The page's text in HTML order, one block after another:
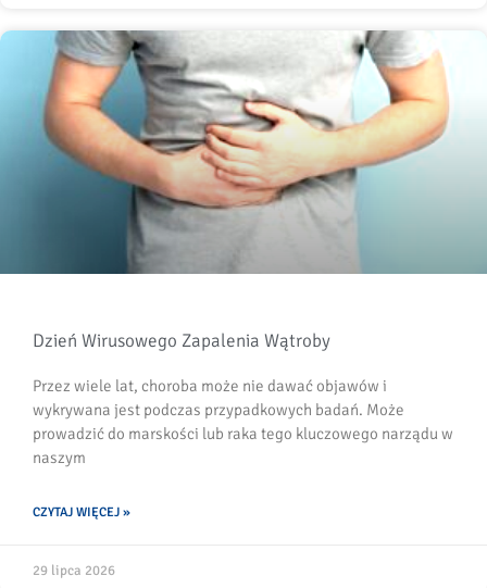
Dzień Wirusowego Zapalenia Wątroby
Przez wiele lat, choroba może nie dawać objawów i
wykrywana jest podczas przypadkowych badań. Może
prowadzić do marskości lub raka tego kluczowego narządu w
naszym
CZYTAJ WIĘCEJ »
29 lipca 2026